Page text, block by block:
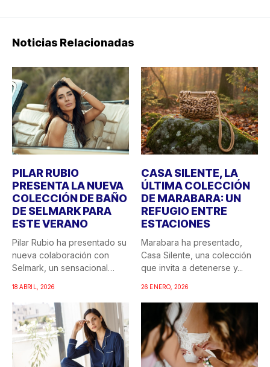
Noticias Relacionadas
PILAR RUBIO
PRESENTA LA NUEVA
COLECCIÓN DE BAÑO
DE SELMARK PARA
ESTE VERANO
Pilar Rubio ha presentado su
nueva colaboración con
Selmark, un sensacional
18 ABRIL, 2026
CASA SILENTE, LA
ÚLTIMA COLECCIÓN
DE MARABARA: UN
REFUGIO ENTRE
ESTACIONES
Marabara ha presentado,
Casa Silente, una colección
que invita a detenerse y...
26 ENERO, 2026